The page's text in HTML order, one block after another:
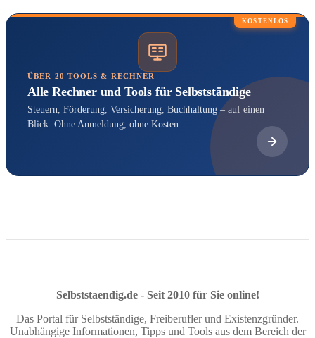
KOSTENLOS
ÜBER 20 TOOLS & RECHNER
Alle Rechner und Tools für Selbstständige
Steuern, Förderung, Versicherung, Buchhaltung – auf einen
Blick. Ohne Anmeldung, ohne Kosten.
Selbststaendig.de - Seit 2010 für Sie online!
Das Portal für Selbstständige, Freiberufler und Existenzgründer.
Unabhängige Informationen, Tipps und Tools aus dem Bereich der